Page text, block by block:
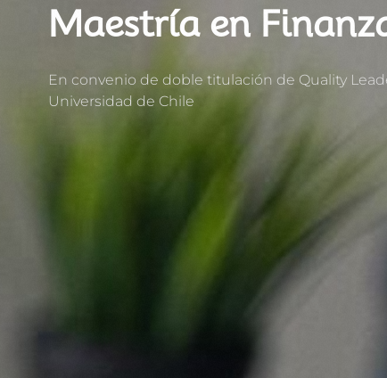
Maestría en
En convenio de doble titulación de Quality
Universidad de Chile